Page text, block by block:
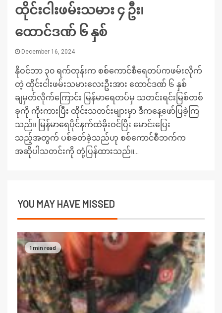
ထိုင်းငါးဖမ်းသမား ၄ ဦး၊
ထောင်ဒဏ် ၆ နှစ်
December 16, 2024
နိုဝင်ဘာ ၃၀ ရက်တုန်းက စစ်ကောင်စီရေတပ်ကဖမ်းလိုက်
တဲ့ ထိုင်းငါးဖမ်းသမားလေးဦးအား ထောင်ဒဏ် ၆ နှစ်
ချမှတ်လိုက်ကြောင်း မြန်မာရေတပ်မှ သတင်းရင်းမြစ်တစ်
ခုကို ကိုးကားပြီး ထိုင်းသတင်းများမှာ ဒီကနေ့ဖော်ပြခဲ့ကြ
သည်။ မြန်မာရေပိုင်နက်ထဲခိုးဝင်ပြီး မောင်းပြေး
သည့်အတွက် ပစ်ခတ်ခဲ့သည်ဟု စစ်ကောင်စီဘက်က
အဆိုပါသတင်းကို တုံ့ပြန်ထားသည်။...
YOU MAY HAVE MISSED
1 min read